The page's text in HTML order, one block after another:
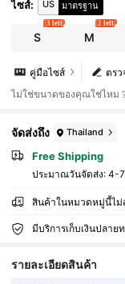
ไซส์: US มาตรฐาน
S
3 left
M
2 left
ตร
คู่มือไซส์
ไม่ใช่ขนาดของคุณใช่ไหม
จัดส่งถึง Thailand
Free Shipping
ประมาณวันจัดส่ง: 4-
สินค้าในหมวดหมู่นี้ไม่
รายละเอียดสินค้า